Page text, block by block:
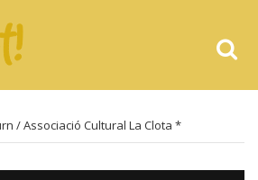
/ Associació Cultural La Clota *